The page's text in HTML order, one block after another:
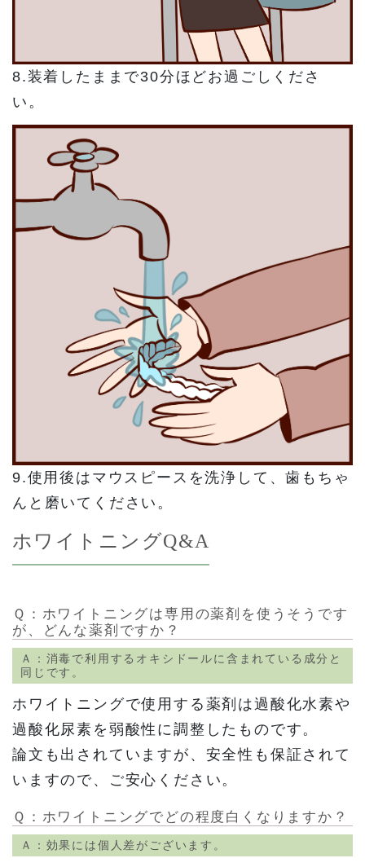
8.装着したままで30分ほどお過ごしくださ
い。
9.使用後はマウスピースを洗浄して、歯もちゃ
んと磨いてください。
ホワイトニングQ&A
Ｑ：ホワイトニングは専用の薬剤を使うそうです
が、どんな薬剤ですか？
Ａ：消毒で利用するオキシドールに含まれている成分と
同じです。
ホワイトニングで使用する薬剤は過酸化水素や
過酸化尿素を弱酸性に調整したものです。
論文も出されていますが、安全性も保証されて
いますので、ご安心ください。
Ｑ：ホワイトニングでどの程度白くなりますか？
Ａ：効果には個人差がございます。